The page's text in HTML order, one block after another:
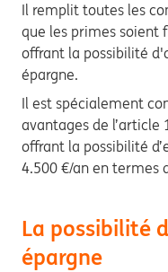
Il remplit toutes les
que les primes soient
offrant la possibilité
épargne.
Il est spécialement
avantages de l’article
offrant la possibilité
4.500 €/an en termes
La possibilité
épargne